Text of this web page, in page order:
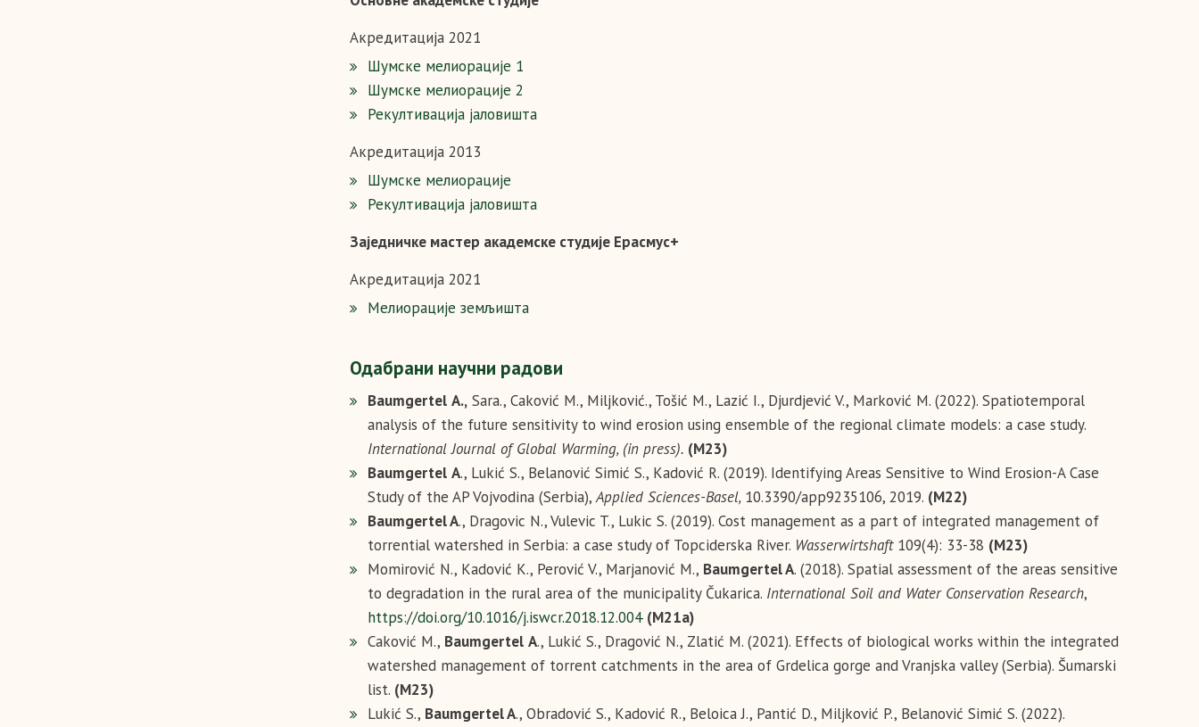
Акредитација 2021
Шумске мелиорације 1
Шумске мелиорације 2
Рекултивација јаловишта
Акредитација 2013
Шумске мелиорације
Рекултивација јаловишта
Заједничке мaстер академске студије Ерасмус+
Акредитација 2021
Мелиорације земљишта
Одабрани научни радови
Baumgertel A., Sara., Caković M., Miljković., Tošić M., Lazić I., Djurdjević V., Marković M. (2022). Spatiotemporal
analysis of the future sensitivity to wind erosion using ensemble of the regional climate models: a case study.
International Journal of Global Warming, (in press). (M23)
Baumgertel A., Lukić S., Belanović Simić S., Kadović R. (2019). Identifying Areas Sensitive to Wind Erosion-A Case
Study of the AP Vojvodina (Serbia),Applied Sciences-Basel, 10.3390/app9235106, 2019. (М22)
Baumgertel A., Dragovic N., Vulevic T., Lukic S. (2019). Cost management as a part of integrated management of
torrential watershed in Serbia: a case study of Topciderska River. Wasserwirtshaft 109(4): 33-38 (М23)
Momirović N., Kadović K., Perović V., Marjanović M., Baumgertel A. (2018). Spatial assessment of the areas sensitive
to degradation in the rural area of the municipality Čukarica. International Soil and Water Conservation Research,
https://doi.org/10.1016/j.iswcr.2018.12.004 (М21а)
Caković M., Baumgertel A., Lukić S., Dragović N., Zlatić M. (2021). Effects of biological works within the integrated
watershed management of torrent catchments in the area of Grdelica gorge and Vranjska valley (Serbia). Šumarski
list. (М23)
Lukić S., Baumgertel A., Obradović S., Kadović R., Beloica J., Pantić D., Miljković P., Belanović Simić S. (2022).